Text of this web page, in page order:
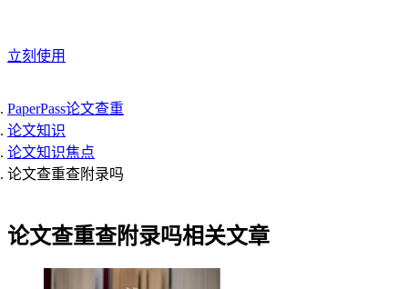
立刻使用
PaperPass论文查重
论文知识
论文知识焦点
论文查重查附录吗
论文查重查附录吗相关文章